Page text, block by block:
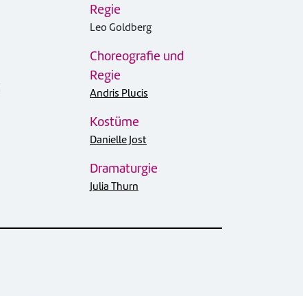
Regie
Leo Goldberg
Choreografie und
Regie
Andris Plucis
Kostüme
Danielle Jost
Dramaturgie
Julia Thurn